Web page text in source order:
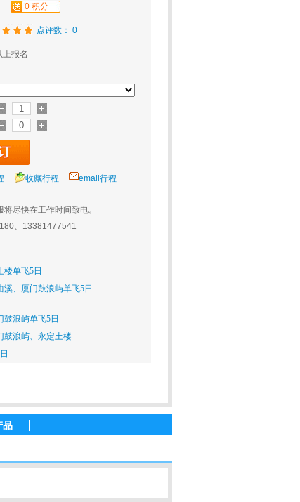
0 积分
点评数： 0
报名
收藏行程
email行程
尽快在工作时间致电。
、13381477541
楼单飞5日
、厦门鼓浪屿单飞5日
浪屿单飞5日
鼓浪屿、永定土楼
品